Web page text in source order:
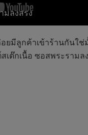
มลงสรง
ลูกค้าเข้าร้านกันใช่มั้
เต๊กเนื้อ ซอสพระราม